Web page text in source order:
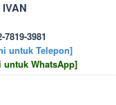
IVAN
7819-3981
untuk Telepon]
WhatsApp]